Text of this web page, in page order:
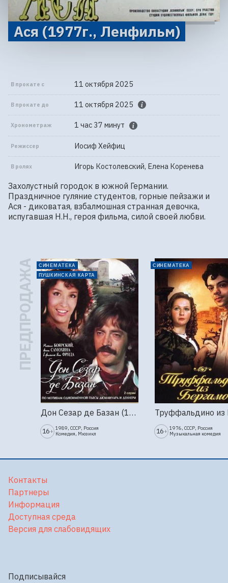
Ася (1977г., Ленфильм)
В прокате с 11 октября 2025
В прокате до 11 октября 2025
Хронометраж 1 час 37 минут
Режиссер Иосиф Хейфиц
В ролях Игорь Костолевский, Елена Коренева
Захолустный городок в южной Германии.
Праздничное гуляние студентов, горные пейзажи и
Ася - диковатая, взбалмошная странная девочка,
испугавшая Н.Н., героя фильма, силой своей любви.
ПРЕДПРОДАЖА
СИНЕМАТЕКА
ПУШКИНСКАЯ КАРТА
Дон Сезар де Базан (1989г., Ленфильм, 2 серии)
16+ 1989, СССР, Россия
Комедия, Мюзикл
СИНЕМАТЕКА
16+ 1976, СССР, Россия
Музыкальная комедия
Контакты
Партнеры
Информация
Доступная среда
Версия для слабовидящих
Подписывайся